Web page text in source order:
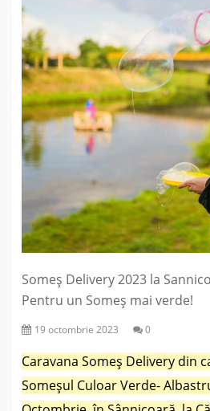
Someș Delivery 2023 la
Pentru un Someș mai verde!
19 octombrie 2023 0
Caravana Someș Delivery din
Someșul Culoar Verde-